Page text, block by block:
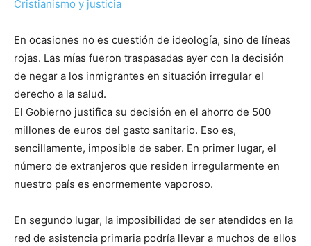
Cristianismo y justicia
En ocasiones no es cuestión de ideología, sino de líneas
rojas. Las mías fueron traspasadas ayer con la decisión
de negar a los inmigrantes en situación irregular el
derecho a la salud.
El Gobierno justifica su decisión en el ahorro de 500
millones de euros del gasto sanitario. Eso es,
sencillamente, imposible de saber. En primer lugar, el
número de extranjeros que residen irregularmente en
nuestro país es enormemente vaporoso.
En segundo lugar, la imposibilidad de ser atendidos en la
red de asistencia primaria podría llevar a muchos de ellos